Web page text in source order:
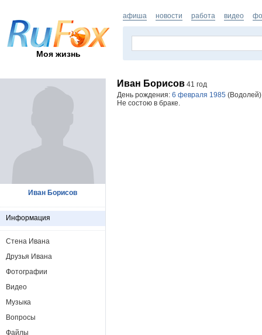
Моя жизнь
афиша новости работа видео
Иван Борисов 41 год
День рождения: 6 февраля 1985
Не состою в браке.
Иван Борисов
Информация
Стена Ивана
Друзья Ивана
Фотографии
Видео
Музыка
Вопросы
Файлы